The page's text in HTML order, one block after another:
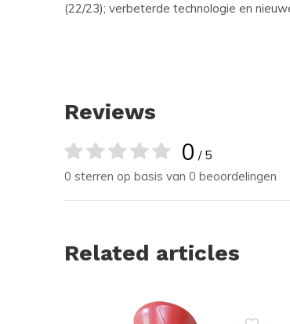
(22/23); verbeterde technologie en
Reviews
0 / 5
0 sterren op basis van 0 beoordelingen
Related articles